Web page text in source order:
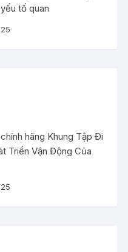
tố quan
hãng Khung Tập Đi
Triển Vận Động Của